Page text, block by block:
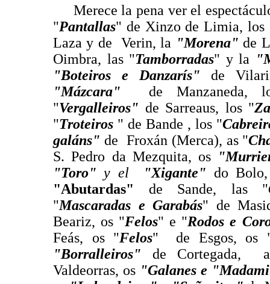
Merece la pena ver el
"Pantallas" de Xinzo de Limia,
Laza y de Verin, la "Morena" de
Oimbra, las "Tamborradas" y la
"Boteiros e Danzarís" de
"Mázcara" de Manzaneda,
"Vergalleiros" de Sarreaus, los "
"Troteiros " de Bande , los "
galáns" de Froxán (Merca), as "
S. Pedro da Mezquita, os
"Toro"y el "Xigante" do
"Abutardas" de Sande, las "
"Mascaradas e Garabás" de
Beariz, os "Felos" e "Rodos e
Feás, os "Felos" de Esgos, os
"Borralleiros" de Cortegada,
Valdeorras, os "Galanes e